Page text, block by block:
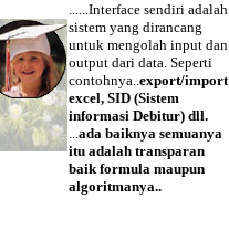
......Interface sendiri adalah
sistem yang dirancang
untuk mengolah input dan
output dari data. Seperti
contohnya..export/import
excel, SID (Sistem
informasi Debitur) dll.
...ada baiknya semuanya
itu adalah transparan
baik formula maupun
algoritmanya..